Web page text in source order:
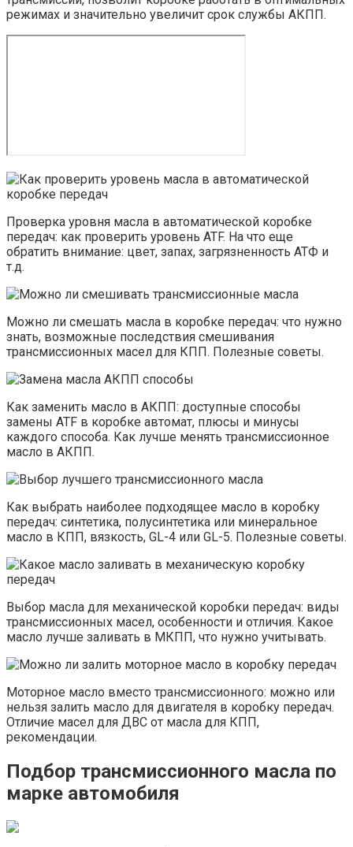
режимах и значительно увеличит срок службы АКПП.
Проверка уровня масла в автоматической коробке
передач: как проверить уровень ATF. На что еще
обратить внимание: цвет, запах, загрязненность АТФ и
т.д.
Можно ли смешать масла в коробке передач: что нужно
знать, возможные последствия смешивания
трансмиссионных масел для КПП. Полезные советы.
Как заменить масло в АКПП: доступные способы
замены ATF в коробке автомат, плюсы и минусы
каждого способа. Как лучше менять трансмиссионное
масло в АКПП.
Как выбрать наиболее подходящее масло в коробку
передач: синтетика, полусинтетика или минеральное
масло в КПП, вязкость, GL-4 или GL-5. Полезные советы.
Выбор масла для механической коробки передач: виды
трансмиссионных масел, особенности и отличия. Какое
масло лучше заливать в МКПП, что нужно учитывать.
Моторное масло вместо трансмиссионного: можно или
нельзя залить масло для двигателя в коробку передач.
Отличие масел для ДВС от масла для КПП,
рекомендации.
Подбор трансмиссионного масла по
марке автомобиля